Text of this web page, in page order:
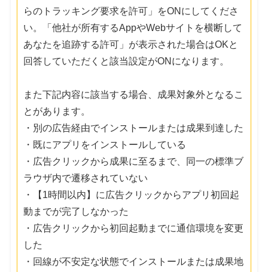
らのトラッキング要求を許可」をONにしてくださ
い。「他社が所有するAppやWebサイトを横断して
あなたを追跡する許可」が表示された場合はOKと
回答していただくと該当設定がONになります。
また下記内容に該当する場合、成果対象外となるこ
とがあります。
・別の広告経由でインストールまたは成果到達した
・既にアプリをインストールしている
・広告クリックから成果に至るまで、同一の標準ブ
ラウザ内で遷移されていない
・【1時間以内】に広告クリックからアプリ初回起
動までが完了しなかった
・広告クリックから初回起動までに通信環境を変更
した
・回線が不安定な状態でインストールまたは成果地